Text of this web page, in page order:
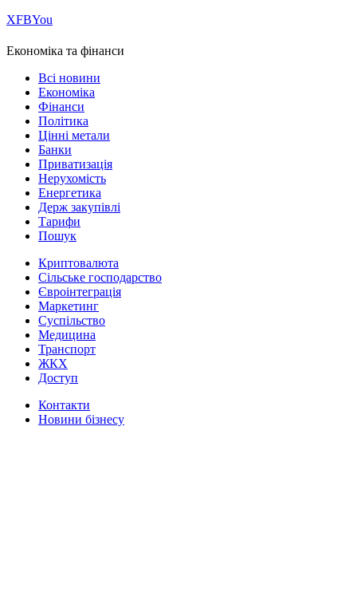
ХFBYou
Економіка та фінанси
Всі новини
Економіка
Фінанси
Політика
Цінні метали
Банки
Приватизація
Нерухомість
Енергетика
Держ закупівлі
Тарифи
Пошук
Криптовалюта
Сільське господарство
Євроінтеграція
Маркетинг
Суспільство
Медицина
Транспорт
ЖКХ
Доступ
Контакти
Новини бізнесу